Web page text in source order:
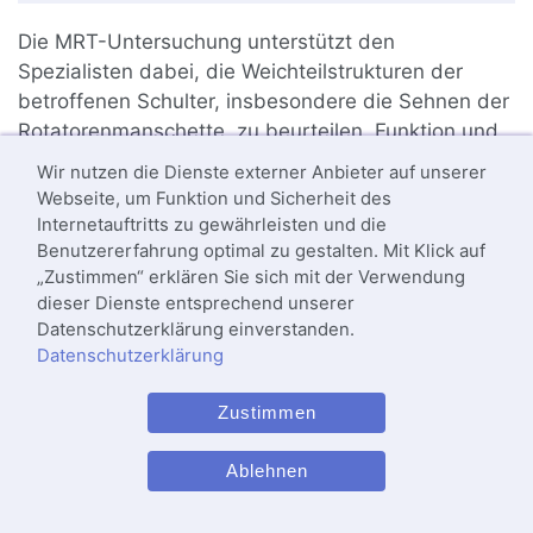
Die MRT-Untersuchung unterstützt den
Spezialisten dabei, die Weichteilstrukturen der
betroffenen Schulter, insbesondere die Sehnen der
Rotatorenmanschette, zu beurteilen. Funktion und
Stabilität des Schultergelenks werden durch die
Einheit von Muskeln und Sehnen der
Rotatorenmanschette gewährleistet.
Computertomographie : Wie ist der Knochen
beschaffen?
Die Computertomographie (CT) gibt dem
Orthopäden Auskunft über die Knochenqualität. Die
Qualität der Knochensubstanz ist besonders
wichtig, wenn der Arzt die Verankerung von
en zur Behandlung der Omarthrose plant.
Wir nutzen die Dienste externer Anbieter auf unserer
Webseite, um Funktion und Sicherheit des
Internetauftritts zu gewährleisten und die
Benutzererfahrung optimal zu gestalten. Mit Klick auf
„Zustimmen“ erklären Sie sich mit der Verwendung
dieser Dienste entsprechend unserer
Datenschutzerklärung einverstanden.
Datenschutzerklärung
Zustimmen
Ablehnen